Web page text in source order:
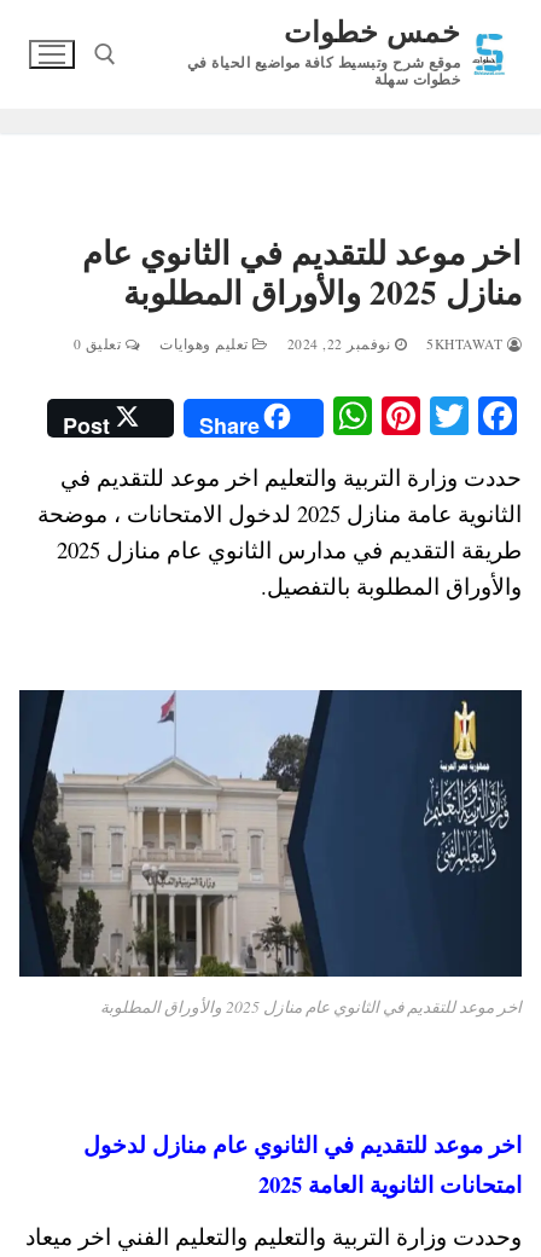
المحتوى
خمس خطوات
موقع شرح وتبسيط كافة مواضيع الحياة في
خطوات سهلة
اخر موعد للتقديم في الثانوي عام
منازل 2025 والأوراق المطلوبة
نوفمبر 22, 2024 تعليم وهوايات تعليق 0
Fa
bo
ok
T
wi
tte
r
Pi
er
es
t
W
ha
ts
A
pp
Share
Post
حددت وزارة التربية والتعليم اخر موعد للتقديم في
الثانوية عامة منازل 2025 لدخول الامتحانات ، موضحة
طريقة التقديم في مدارس الثانوي عام منازل 2025
والأوراق المطلوبة بالتفصيل.
اخر موعد للتقديم في الثانوي عام منازل 2025 والأوراق المطلوبة
اخر موعد للتقديم في الثانوي عام منازل لدخول
امتحانات الثانوية العامة 2025
وحددت وزارة التربية والتعليم والتعليم الفني اخر ميعاد